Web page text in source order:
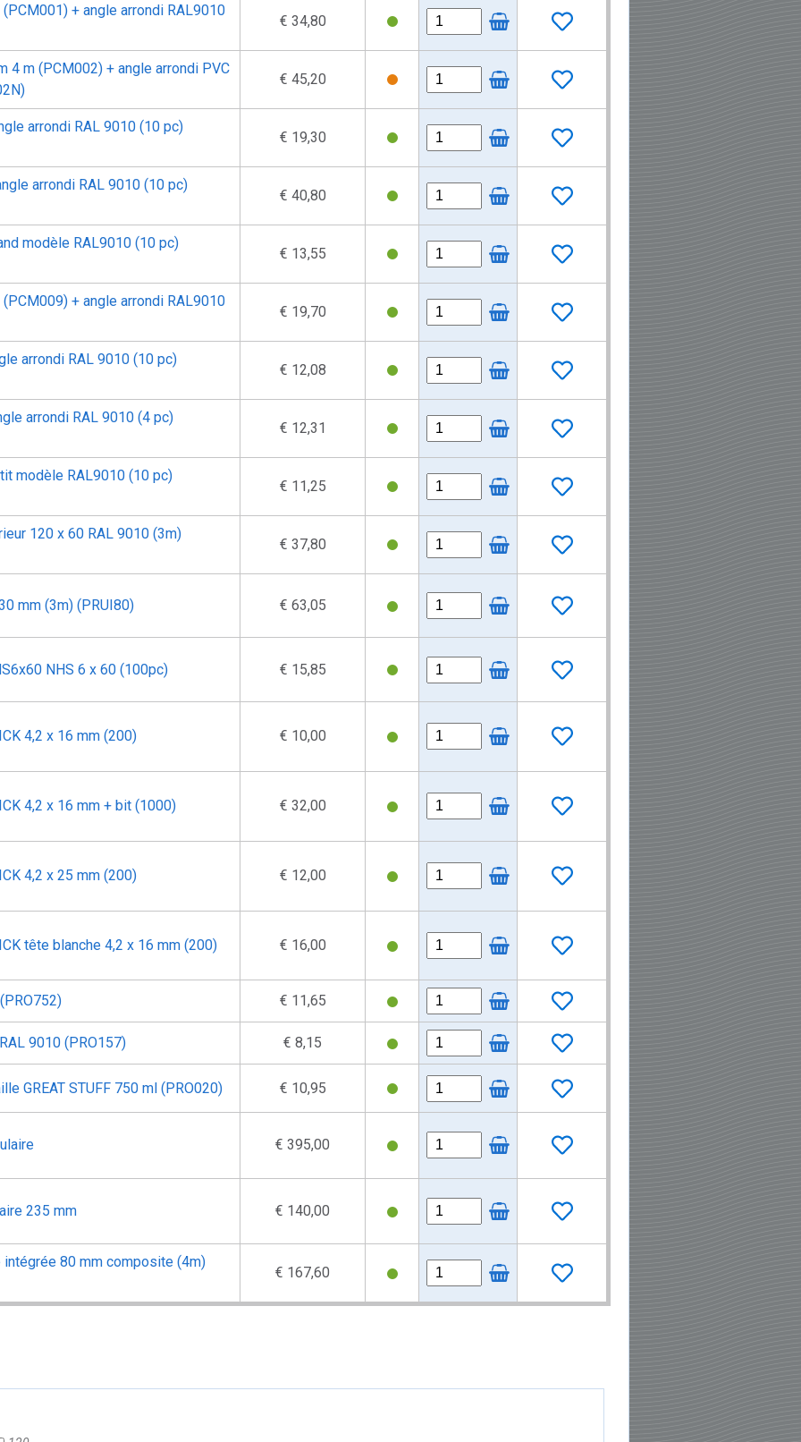
+ angle arrondi RAL9010
€ 34,80
4 m (PCM002) + angle arrondi PVC
€ 45,20
arrondi RAL 9010 (10 pc)
€ 19,30
arrondi RAL 9010 (10 pc)
€ 40,80
modèle RAL9010 (10 pc)
€ 13,55
+ angle arrondi RAL9010
€ 19,70
arrondi RAL 9010 (10 pc)
€ 12,08
arrondi RAL 9010 (4 pc)
€ 12,31
modèle RAL9010 (10 pc)
€ 11,25
120 x 60 RAL 9010 (3m)
€ 37,80
mm (3m) (PRUI80) € 63,05
NHS 6 x 60 (100pc) € 15,85
4,2 x 16 mm (200) € 10,00
4,2 x 16 mm + bit (1000) € 32,00
4,2 x 25 mm (200) € 12,00
tête blanche 4,2 x 16 mm (200) € 16,00
€ 11,65
9010 (PRO157) € 8,15
GREAT STUFF 750 ml (PRO020) € 10,95
€ 395,00
235 mm € 140,00
80 mm composite (4m)
€ 167,60